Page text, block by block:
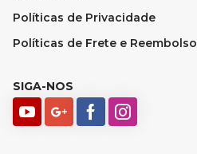
Políticas de Privacidade
Políticas de Frete e Reembolso
SIGA-NOS